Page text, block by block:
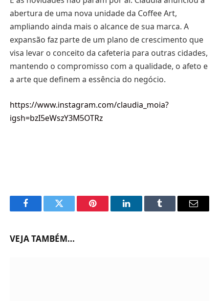
abertura de uma nova unidade da Coffee Art,
ampliando ainda mais o alcance de sua marca. A
expansão faz parte de um plano de crescimento que
visa levar o conceito da cafeteria para outras cidades,
mantendo o compromisso com a qualidade, o afeto e
a arte que definem a essência do negócio.
https://www.instagram.com/claudia_moia?
igsh=bzI5eWszY3M5OTRz
FacebookTwitter Pinterest LinkedInTumblr Email
VEJA TAMBÉM...